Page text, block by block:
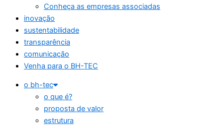
Conheça as empresas associadas
inovação
sustentabilidade
transparência
comunicação
Venha para o BH-TEC
o bh-tec
o que é?
proposta de valor
estrutura